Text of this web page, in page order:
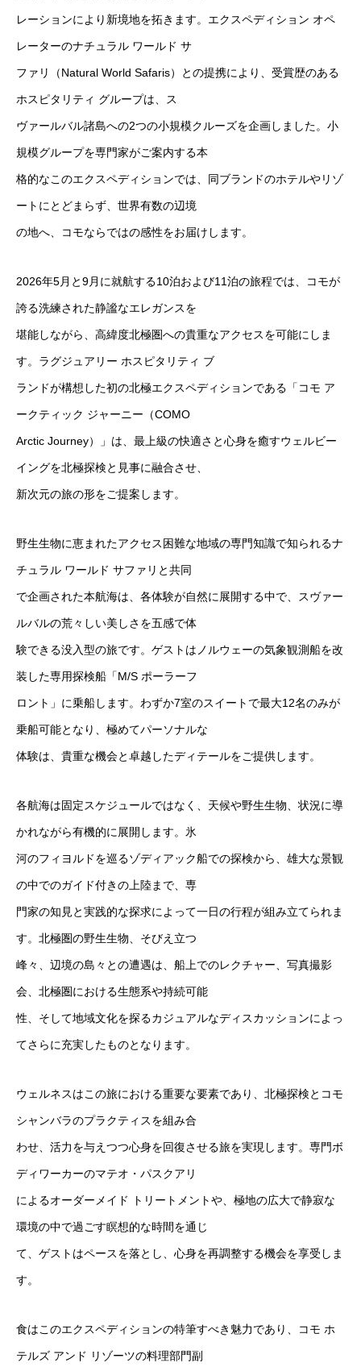
レーションにより新境地を拓きます。エクスペディション オペ
レーターのナチュラル ワールド サ
ファリ（Natural World Safaris）との提携により、受賞歴のある
ホスピタリティ グループは、ス
ヴァールバル諸島への2つの小規模クルーズを企画しました。小
規模グループを専門家がご案内する本
格的なこのエクスペディションでは、同ブランドのホテルやリゾ
ートにとどまらず、世界有数の辺境
の地へ、コモならではの感性をお届けします。
2026年5月と9月に就航する10泊および11泊の旅程では、コモが
誇る洗練された静謐なエレガンスを
堪能しながら、高緯度北極圏への貴重なアクセスを可能にしま
す。ラグジュアリー ホスピタリティ ブ
ランドが構想した初の北極エクスペディションである「コモ ア
ークティック ジャーニー（COMO
Arctic Journey）」は、最上級の快適さと心身を癒すウェルビー
イングを北極探検と見事に融合させ、
新次元の旅の形をご提案します。
野生生物に恵まれたアクセス困難な地域の専門知識で知られるナ
チュラル ワールド サファリと共同
で企画された本航海は、各体験が自然に展開する中で、スヴァー
ルバルの荒々しい美しさを五感で体
験できる没入型の旅です。ゲストはノルウェーの気象観測船を改
装した専用探検船「M/S ポーラーフ
ロント」に乗船します。わずか7室のスイートで最大12名のみが
乗船可能となり、極めてパーソナルな
体験は、貴重な機会と卓越したディテールをご提供します。
各航海は固定スケジュールではなく、天候や野生生物、状況に導
かれながら有機的に展開します。氷
河のフィヨルドを巡るゾディアック船での探検から、雄大な景観
の中でのガイド付きの上陸まで、専
門家の知見と実践的な探求によって一日の行程が組み立てられま
す。北極圏の野生生物、そびえ立つ
峰々、辺境の島々との遭遇は、船上でのレクチャー、写真撮影
会、北極圏における生態系や持続可能
性、そして地域文化を探るカジュアルなディスカッションによっ
てさらに充実したものとなります。
ウェルネスはこの旅における重要な要素であり、北極探検とコモ
シャンバラのプラクティスを組み合
わせ、活力を与えつつ心身を回復させる旅を実現します。専門ボ
ディワーカーのマテオ・パスクアリ
によるオーダーメイド トリートメントや、極地の広大で静寂な
環境の中で過ごす瞑想的な時間を通じ
て、ゲストはペースを落とし、心身を再調整する機会を享受しま
す。
食はこのエクスペディションの特筆すべき魅力であり、コモ ホ
テルズ アンド リゾーツの料理部門副